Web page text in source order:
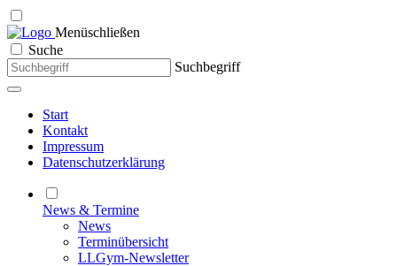
Menüschließen
Suche
Suchbegriff
Start
Kontakt
Impressum
Datenschutzerklärung
News & Termine
News
Terminübersicht
LLGym-Newsletter